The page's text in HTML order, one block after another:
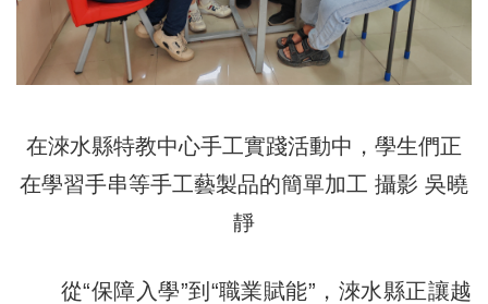
在淶水縣特教中心手工實踐活動中，學生們正
在學習手串等手工藝製品的簡單加工 攝影 吳曉
靜
從“保障入學”到“職業賦能”，淶水縣正讓越